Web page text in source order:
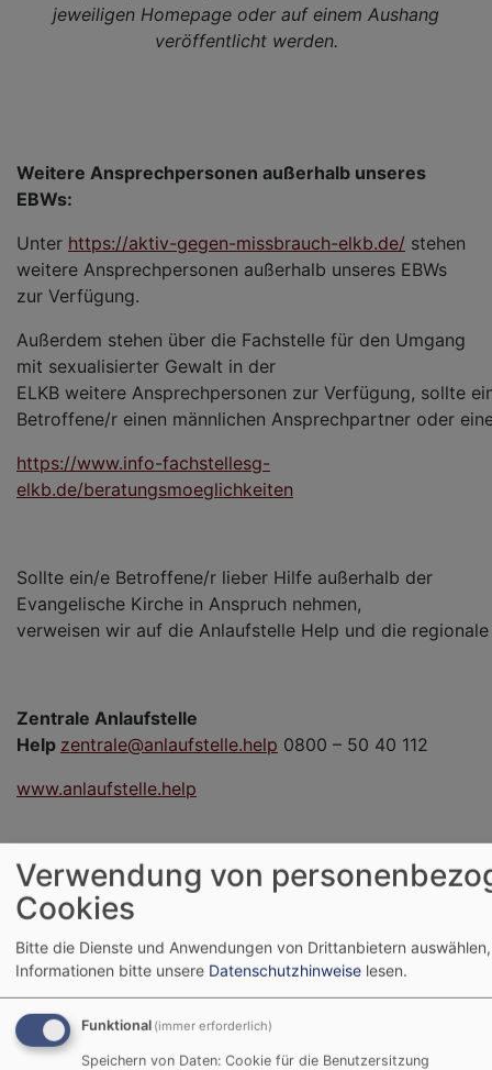
jeweiligen Homepage oder auf einem Aushang
veröffentlicht werden.
Weitere Ansprechpersonen außerhalb unseres
EBWs:
Unter https://aktiv-gegen-missbrauch-elkb.de/ stehen
weitere Ansprechpersonen außerhalb unseres EBWs
zur Verfügung.
Außerdem stehen über die Fachstelle für den Umgang
mit sexualisierter Gewalt in der
ELKB weitere Ansprechpersonen zur Verfügung, sollte
Betroffene/r einen männlichen Ansprechpartner oder
https://www.info-fachstellesg-
elkb.de/beratungsmoeglichkeiten
Sollte ein/e Betroffene/r lieber Hilfe außerhalb der
Evangelische Kirche in Anspruch nehmen,
verweisen wir auf die Anlaufstelle Help und die
Zentrale Anlaufstelle
Help zentrale@anlaufstelle.help 0800 – 50 40 112
www.anlaufstelle.help
Weißer Ring e.V. – Außenstelle Neustadt a.d.Aisch-
Bad Windsheim (Kreis)
Außenstellenleitung: Barbara Hieronymus
Mobil: 0151/55164690
Fax:09104/824751
Verwendung von
Cookies
Bitte die Dienste und Anwendungen von Drittanbietern
Informationen bitte unsere Datenschutzhinweise lesen.
Funktional (immer erforderlich)
Speichern von Daten: Cookie für die Benutzersitzung